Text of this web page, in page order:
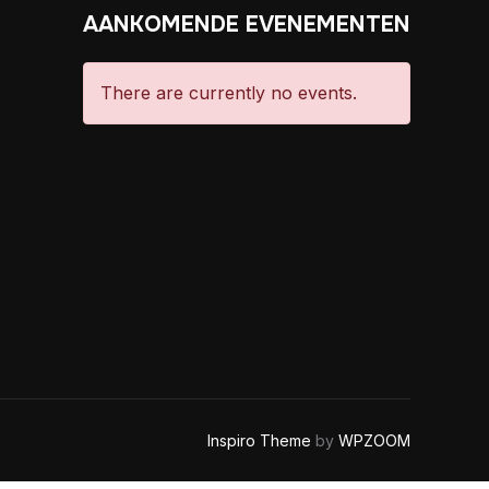
AANKOMENDE EVENEMENTEN
There are currently no events.
Inspiro Theme by WPZOOM